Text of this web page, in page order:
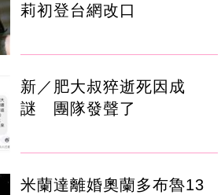
莉初登台網改口
新／肥大叔猝逝死因成
謎 團隊發聲了
米蘭達離婚奧蘭多布魯13